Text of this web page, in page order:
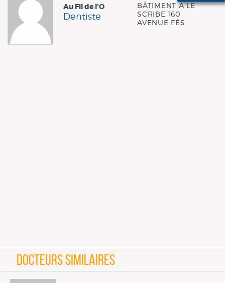
Au Fil de l'O
Dentiste
BÂTIMENT A LE
SCRIBE 160
AVENUE FÈS
DOCTEURS SIMILAIRES